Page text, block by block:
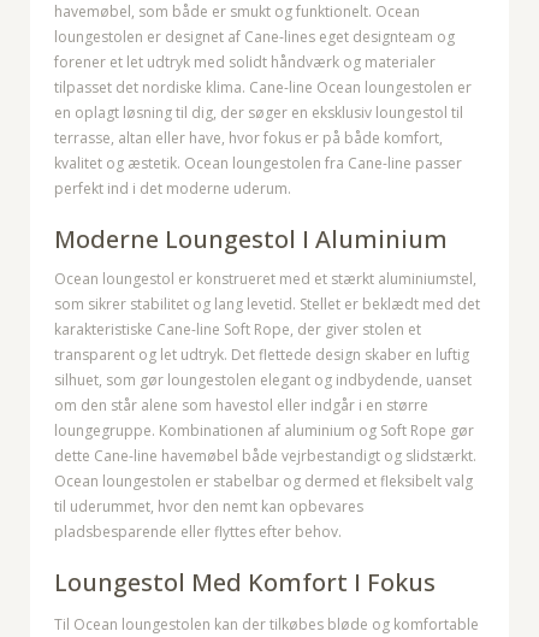
havemøbel, som både er smukt og funktionelt. Ocean
loungestolen er designet af Cane-lines eget designteam og
forener et let udtryk med solidt håndværk og materialer
tilpasset det nordiske klima. Cane-line Ocean loungestolen er
en oplagt løsning til dig, der søger en eksklusiv loungestol til
terrasse, altan eller have, hvor fokus er på både komfort,
kvalitet og æstetik. Ocean loungestolen fra Cane-line passer
perfekt ind i det moderne uderum.
Moderne Loungestol I Aluminium
Ocean loungestol er konstrueret med et stærkt aluminiumstel,
som sikrer stabilitet og lang levetid. Stellet er beklædt med det
karakteristiske Cane-line Soft Rope, der giver stolen et
transparent og let udtryk. Det flettede design skaber en luftig
silhuet, som gør loungestolen elegant og indbydende, uanset
om den står alene som havestol eller indgår i en større
loungegruppe. Kombinationen af aluminium og Soft Rope gør
dette Cane-line havemøbel både vejrbestandigt og slidstærkt.
Ocean loungestolen er stabelbar og dermed et fleksibelt valg
til uderummet, hvor den nemt kan opbevares
pladsbesparende eller flyttes efter behov.
Loungestol Med Komfort I Fokus
Til Ocean loungestolen kan der tilkøbes bløde og komfortable